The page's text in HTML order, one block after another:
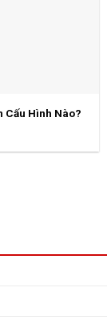
Cấu Hình Nào?